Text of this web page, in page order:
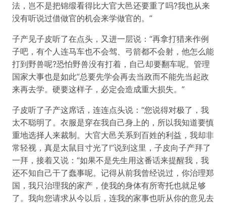
法，岂不是把锦缎看得比大官大邑还要重了吗?我也从来
没有听说过借做官的机会来学做官的。”
子产见子皮听了在点头，又进一层说：“再拿打猎来作例
子吧，有个人连马车也不会驾、弓箭都不会射，他怎么能
打到野兽呢?恐怕野兽没有打着，自己却要翻车呢。管理
国家大事也是如此”总要先学会再去当政而不能先当起政
来再去学。硬要这样子，必定会造成重大损失。”
子皮听了子产这席话，连连点头说：“您说得对极了，我
太不聪明了。衣服是穿在我自己身上的，所以我知道要慎
重地选择人来裁制。大官大邑关系到百姓的利益，我却非
常轻视，真是太鼠目寸光了!”说到这里，子皮向子产拜了
一拜，接着又说：“如果不是先生用这番话来提醒我，我
还不知自己干了蠢事呢。记得从前我曾经说过，你治理郑
国，我只治理我的家产，使我的身体有所寄托也就足够
了。我向您请求从今以后，连我的家事也听从你的意见去